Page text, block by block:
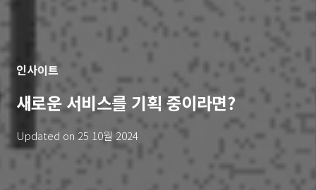
인사이트
새로운 서비스를 기획 중이라면?
Updated on 25 10월 2024